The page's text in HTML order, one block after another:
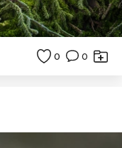
0 0